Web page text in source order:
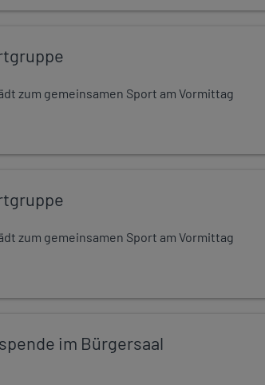
zum gemeinsamen Sport am Vormittag
zum gemeinsamen Sport am Vormittag
im Bürgersaal